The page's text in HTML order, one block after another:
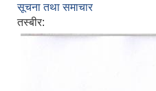
सूचना तथा समाचार
तस्बीर: